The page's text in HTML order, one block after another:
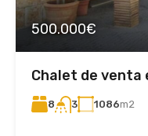
500.000€
Chalet de venta
8 3 1086m2